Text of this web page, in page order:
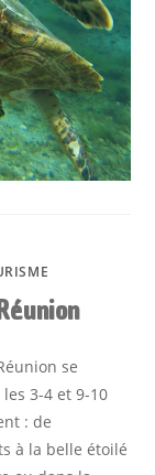
se
3-4 et 9-10
: de
à la belle étoilé